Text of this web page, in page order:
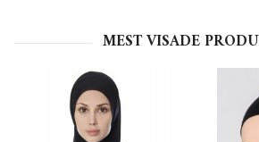
MEST VISADE